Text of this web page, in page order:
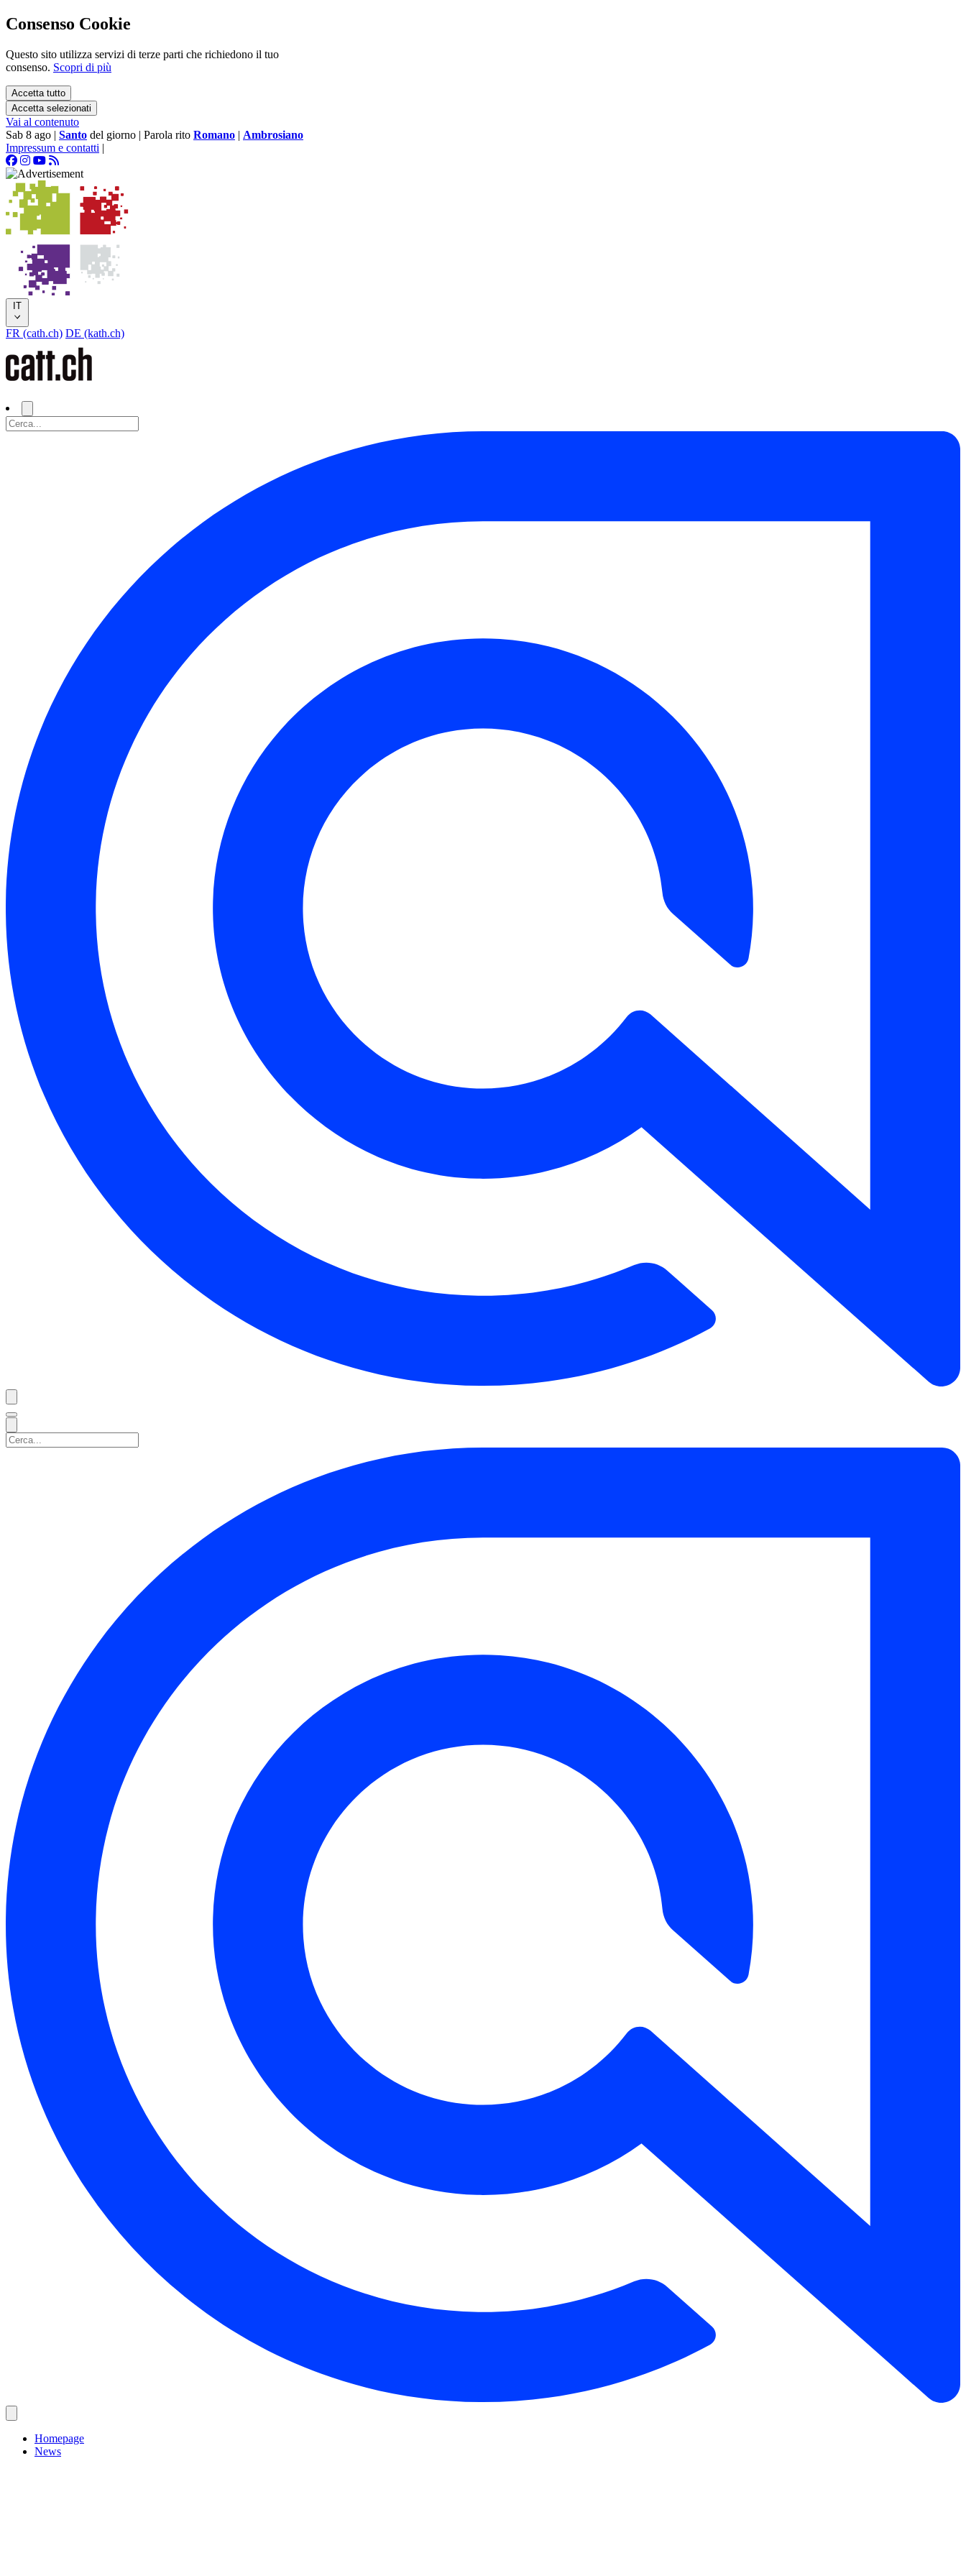
Consenso Cookie
Questo sito utilizza servizi di terze parti che richiedono il tuo
consenso. Scopri di più
Accetta tutto
Accetta selezionati
Vai al contenuto
Sab 8 ago | Santo del giorno | Parola rito Romano | Ambrosiano
Impressum e contatti |
IT
FR (cath.ch) DE (kath.ch)
Homepage
News